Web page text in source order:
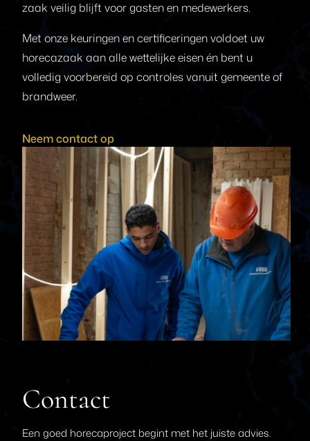
zaak veilig blijft voor gasten en medewerkers.
Met onze keuringen en certificeringen voldoet uw
horecazaak aan alle wettelijke eisen én bent u
volledig voorbereid op controles vanuit gemeente of
brandweer.
Neem contact op
Contact
Een goed horecaproject begint met het juiste advies.